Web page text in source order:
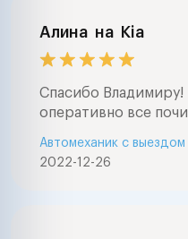
Алина на Kia
Спасибо Владимиру!
оперативно все
2022-12-26
Автомеханик с выездом